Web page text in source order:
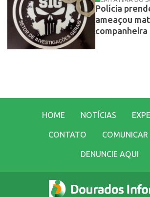
Polícia
ameaçou
HOME NOTÍCIAS
CONTATO COMUNICAR
DENUNCIE AQUI